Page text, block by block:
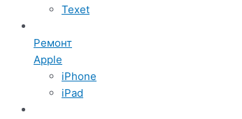
Texet
Ремонт
Apple
iPhone
iPad